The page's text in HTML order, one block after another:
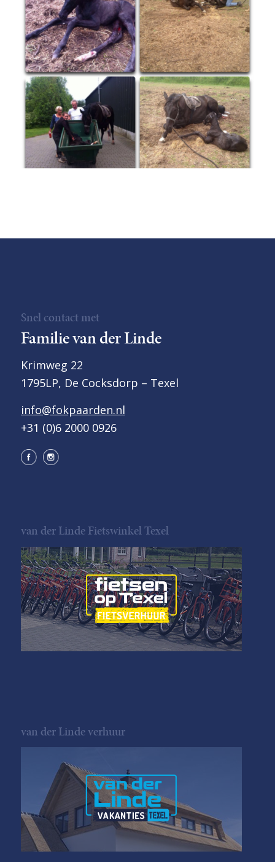
Snel contact met
Familie van der Linde
Krimweg 22
1795LP, De Cocksdorp – Texel
info@fokpaarden.nl
+31 (0)6 2000 0926
van der Linde Fietswinkel Texel
van der Linde verhuur